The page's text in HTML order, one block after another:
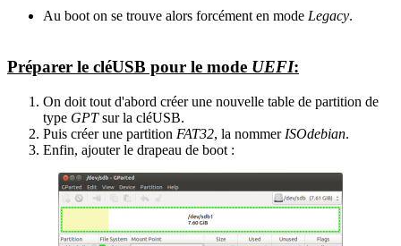
Au boot on se trouve alors forcément en mode Legacy.
Préparer le cléUSB pour le mode UEFI:
On doit tout d'abord créer une nouvelle table de partition de
type GPTsur la cléUSB.
Puis créer une partition FAT32, la nommer ISOdebian.
Enfin, ajouter le drapeau de boot :